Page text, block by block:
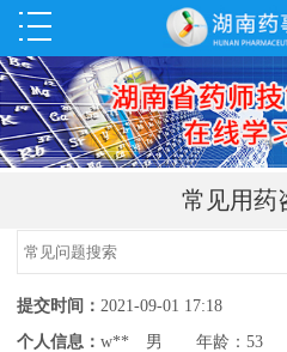
常见用药
提交时间： 2021-09-01 17:18
个人信息： w** 男 年龄：53